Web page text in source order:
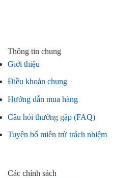
Thông tin chung
Giới thiệu
Điều khoản chung
Hướng dẫn mua hàng
Câu hỏi thường gặp (FAQ)
Tuyên bố miễn trừ trách nhiệm
Các chính sách